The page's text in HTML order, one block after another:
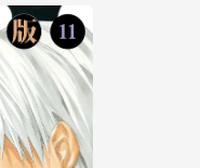
維護中，本站同步暫